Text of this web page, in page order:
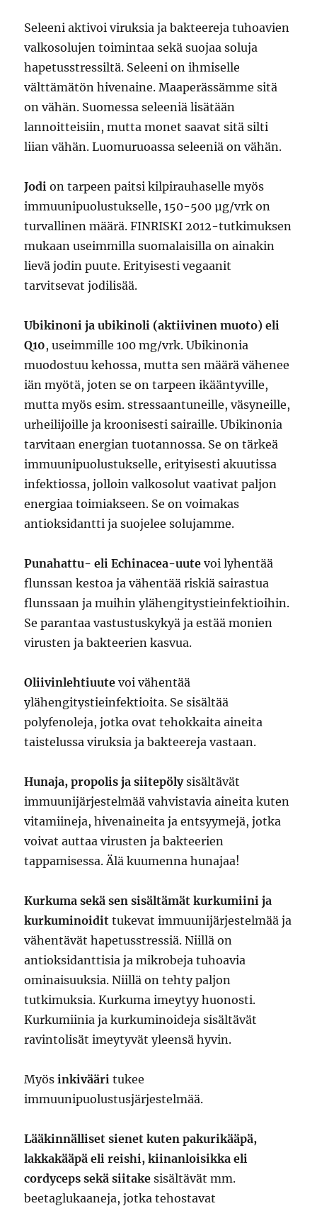
Seleeni aktivoi viruksia ja bakteereja tuhoavien
valkosolujen toimintaa sekä suojaa soluja
hapetusstressiltä. Seleeni on ihmiselle
välttämätön hivenaine. Maaperässämme sitä
on vähän. Suomessa seleeniä lisätään
lannoitteisiin, mutta monet saavat sitä silti
liian vähän. Luomuruoassa seleeniä on vähän.
Jodi on tarpeen paitsi kilpirauhaselle myös
immuunipuolustukselle, 150-500 µg/vrk on
turvallinen määrä. FINRISKI 2012-tutkimuksen
mukaan useimmilla suomalaisilla on ainakin
lievä jodin puute. Erityisesti vegaanit
tarvitsevat jodilisää.
Ubikinoni ja ubikinoli (aktiivinen muoto) eli
Q10, useimmille 100 mg/vrk. Ubikinonia
muodostuu kehossa, mutta sen määrä vähenee
iän myötä, joten se on tarpeen ikääntyville,
mutta myös esim. stressaantuneille, väsyneille,
urheilijoille ja kroonisesti sairaille. Ubikinonia
tarvitaan energian tuotannossa. Se on tärkeä
immuunipuolustukselle, erityisesti akuutissa
infektiossa, jolloin valkosolut vaativat paljon
energiaa toimiakseen. Se on voimakas
antioksidantti ja suojelee solujamme.
Punahattu- eli Echinacea-uute voi lyhentää
flunssan kestoa ja vähentää riskiä sairastua
flunssaan ja muihin ylähengitystieinfektioihin.
Se parantaa vastustuskykyä ja estää monien
virusten ja bakteerien kasvua.
Oliivinlehtiuute voi vähentää
ylähengitystieinfektioita. Se sisältää
polyfenoleja, jotka ovat tehokkaita aineita
taistelussa viruksia ja bakteereja vastaan.
Hunaja, propolis ja siitepölysisältävät
immuunijärjestelmää vahvistavia aineita kuten
vitamiineja, hivenaineita ja entsyymejä, jotka
voivat auttaa virusten ja bakteerien
tappamisessa. Älä kuumenna hunajaa!
Kurkuma sekä sen sisältämät kurkumiini ja
kurkuminoidit tukevat immuunijärjestelmää ja
vähentävät hapetusstressiä. Niillä on
antioksidanttisia ja mikrobeja tuhoavia
ominaisuuksia. Niillä on tehty paljon
tutkimuksia. Kurkuma imeytyy huonosti.
Kurkumiinia ja kurkuminoideja sisältävät
ravintolisät imeytyvät yleensä hyvin.
Myösinkivääri tukee
immuunipuolustusjärjestelmää.
Lääkinnälliset sienet kuten pakurikääpä,
lakkakääpä eli reishi, kiinanloisikka eli
cordyceps sekä siitakesisältävät mm.
beetaglukaaneja, jotka tehostavat